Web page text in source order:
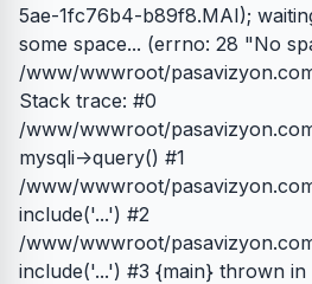
5ae-1fc76b4-b89f8.MAI);
some space... (errno: 28 "No
/www/wwwroot/
Stack trace: #0
/www/wwwroot/
mysqli->query() #1
/www/wwwroot/
include('...') #2
/www/wwwroot/
include('...') #3 {main} thrown in